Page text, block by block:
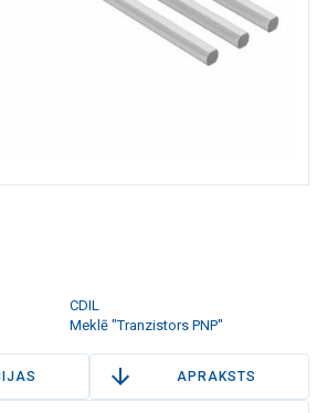
CDIL
Meklē "Tranzistors PNP"
APRAKSTS